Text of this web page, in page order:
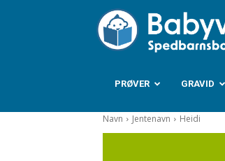
PRØVER GRAVID
Navn Jentenavn Heidi